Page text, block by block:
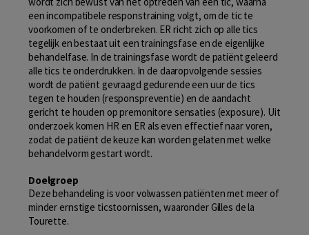
een incompatibele responstraining volgt, om de tic te
voorkomen of te onderbreken. ER richt zich op alle tics
tegelijk en bestaat uit een trainingsfase en de eigenlijke
behandelfase. In de trainingsfase wordt de patiënt geleerd
alle tics te onderdrukken. In de daaropvolgende sessies
wordt de patiënt gevraagd gedurende een uur de tics
tegen te houden (responspreventie) en de aandacht
gericht te houden op premonitore sensaties (exposure). Uit
onderzoek komen HR en ER als even effectief naar voren,
zodat de patiënt de keuze kan worden gelaten met welke
behandelvorm gestart wordt.
Doelgroep
Deze behandeling is voor volwassen patiënten met meer of
minder ernstige ticstoornissen, waaronder Gilles de la
Tourette.